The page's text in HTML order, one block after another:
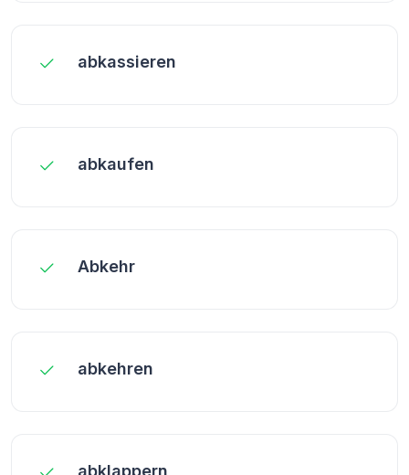
abkassieren
abkaufen
Abkehr
abkehren
abklappern